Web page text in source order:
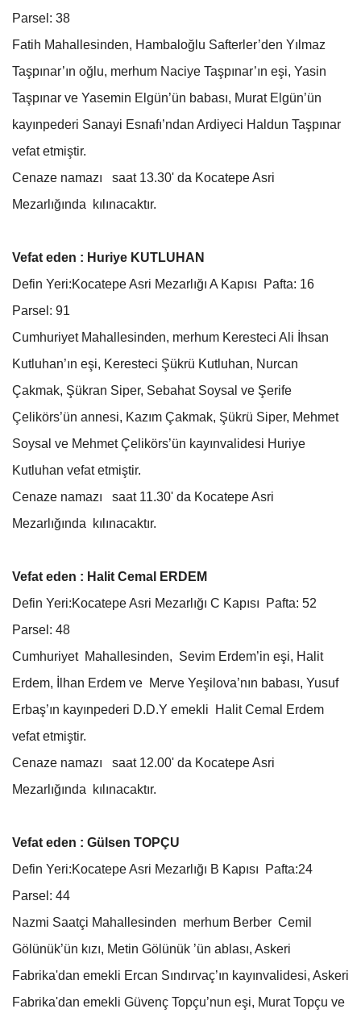
Parsel: 38
Fatih Mahallesinden, Hambaloğlu Safterler’den Yılmaz
Taşpınar’ın oğlu, merhum Naciye Taşpınar’ın eşi, Yasin
Taşpınar ve Yasemin Elgün’ün babası, Murat Elgün’ün
kayınpederi Sanayi Esnafı’ndan Ardiyeci Haldun Taşpınar
vefat etmiştir.
Cenaze namazı saat 13.30' da Kocatepe Asri
Mezarlığında kılınacaktır.
Vefat eden : Huriye KUTLUHAN
Defin Yeri:Kocatepe Asri Mezarlığı A Kapısı Pafta: 16
Parsel: 91
Cumhuriyet Mahallesinden, merhum Keresteci Ali İhsan
Kutluhan’ın eşi, Keresteci Şükrü Kutluhan, Nurcan
Çakmak, Şükran Siper, Sebahat Soysal ve Şerife
Çelikörs’ün annesi, Kazım Çakmak, Şükrü Siper, Mehmet
Soysal ve Mehmet Çelikörs’ün kayınvalidesi Huriye
Kutluhan vefat etmiştir.
Cenaze namazı saat 11.30' da Kocatepe Asri
Mezarlığında kılınacaktır.
Vefat eden : Halit Cemal ERDEM
Defin Yeri:Kocatepe Asri Mezarlığı C Kapısı Pafta: 52
Parsel: 48
Cumhuriyet Mahallesinden, Sevim Erdem’in eşi, Halit
Erdem, İlhan Erdem ve Merve Yeşilova’nın babası, Yusuf
Erbaş’ın kayınpederi D.D.Y emekli Halit Cemal Erdem
vefat etmiştir.
Cenaze namazı saat 12.00' da Kocatepe Asri
Mezarlığında kılınacaktır.
Vefat eden : Gülsen TOPÇU
Defin Yeri:Kocatepe Asri Mezarlığı B Kapısı Pafta:24
Parsel: 44
Nazmi Saatçi Mahallesinden merhum Berber Cemil
Gölünük’ün kızı, Metin Gölünük ’ün ablası, Askeri
Fabrika'dan emekli Ercan Sındırvaç’ın kayınvalidesi, Askeri
Fabrika'dan emekli Güvenç Topçu’nun eşi, Murat Topçu ve